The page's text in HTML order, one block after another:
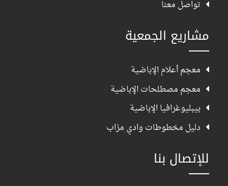
تواصل معنا
مشاريع الجمعية
معجم أعلام الإباضية
معجم مصطلحات الإباضية
بيبليوغرافيا الإباضية
دليل مخطوطات وادي مزاب
للإتصال بنا